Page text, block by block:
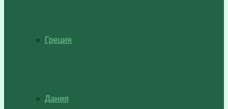
Греция
Дания